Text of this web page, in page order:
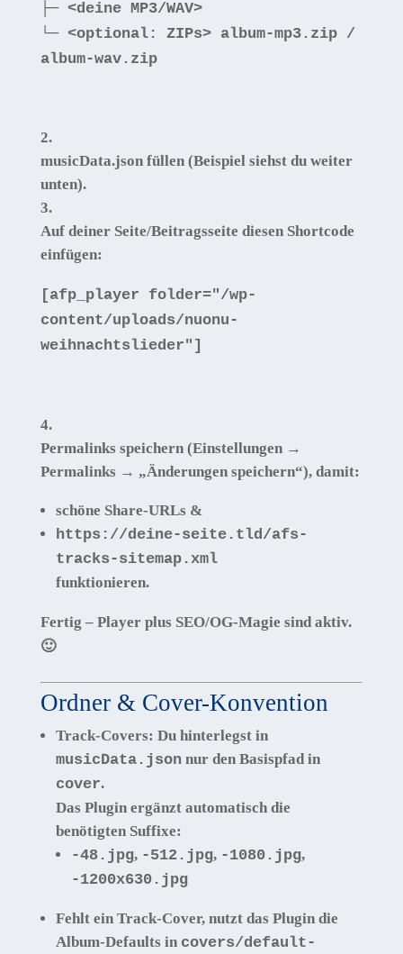
├─ <deine MP3/WAV>
└─ <optional: ZIPs>album-mp3.zip /
album-wav.zip
musicData.jsonfüllen (Beispiel siehst du weiter
unten).
Auf deiner Seite/Beitragsseite diesen Shortcode
einfügen:
[afp_player folder="/wp-
content/uploads/nuonu-
weihnachtslieder" ]
Permalinks speichern(Einstellungen →
Permalinks → „Änderungen speichern“), damit:
schöne Share-URLs &
https://deine-seite.tld/afs-
tracks-sitemap.xml
funktionieren.
Fertig – Player plus SEO/OG-Magie sind aktiv.
🙂
Ordner & Cover-Konvention
Track-Covers: Du hinterlegst in
musicData.jsonnur den Basispfadin
cover.
Das Plugin ergänzt automatisch die
benötigten Suffixe:
-48.jpg, -512.jpg, -1080.jpg,
-1200x630.jpg
Fehlt ein Track-Cover, nutzt das Plugin die
Album-Defaults in covers/default-